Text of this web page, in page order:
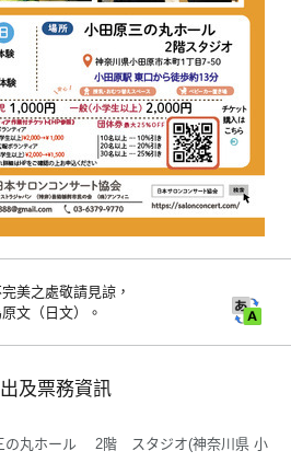
美之處敬請見諒，
文（日文）。
及票務資訊
の丸ホール 2階 スタジオ(神奈川県 小